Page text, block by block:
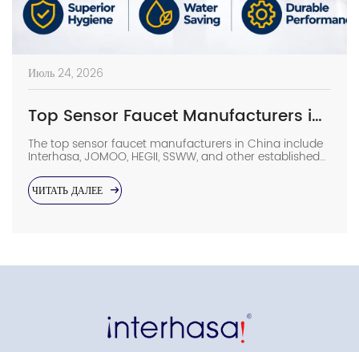
Июль 24, 2026
Top Sensor Faucet Manufacturers in China (2026 Update)
The top sensor faucet manufacturers in China include
Interhasa, JOMOO, HEGII, SSWW, and other established
capabilities, OEM/ODM support, and commercial
project experience. They provide sensor faucets for
hotels, hospitals, airports, offices, and other high-traffic
ЧИТАТЬ ДАЛЕЕ